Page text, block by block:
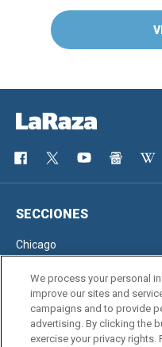
SECCIONES
Chicago
SERVICIOS
We process your personal
improve our sites and
campaigns and to provide
advertising. By clicking the
exercise your privacy